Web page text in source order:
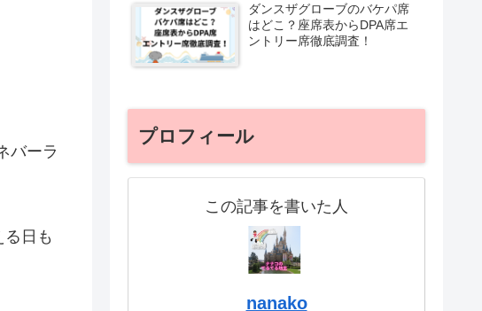
バーラ
日も
ダンスザグローブのバケパ席
はどこ？座席表からDPA席エ
ントリー席徹底調査！
プロフィール
この記事を書いた人
nanako